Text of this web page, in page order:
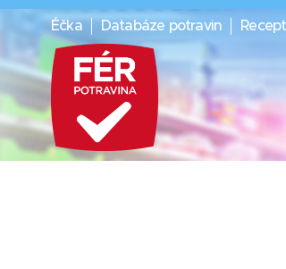
Éčka Databáze potravin